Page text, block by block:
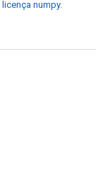
licença numpy.